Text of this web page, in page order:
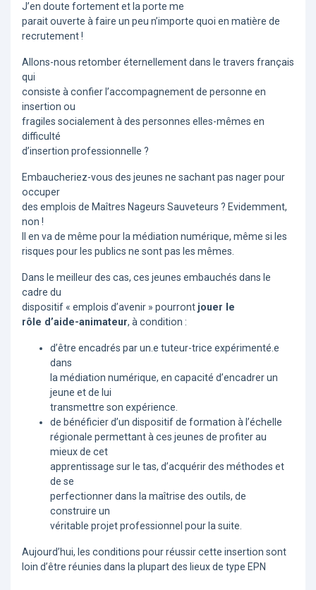
J’en doute fortement et la porte me
parait ouverte à faire un peu n’importe quoi en matière de
recrutement !
Allons-nous retomber éternellement dans le travers français
qui
consiste à confier l’accompagnement de personne en
insertion ou
fragiles socialement à des personnes elles-mêmes en
difficulté
d’insertion professionnelle ?
Embaucheriez-vous des jeunes ne sachant pas nager pour
occuper
des emplois de Maîtres Nageurs Sauveteurs ? Evidemment,
non !
Il en va de même pour la médiation numérique, même si les
risques pour les publics ne sont pas les mêmes.
Dans le meilleur des cas, ces jeunes embauchés dans le
cadre du
dispositif « emplois d’avenir » pourront jouer le
rôle d’aide-animateur, à condition :
d’être encadrés par un.e tuteur-trice expérimenté.e
dans
la médiation numérique, en capacité d’encadrer un
jeune et de lui
transmettre son expérience.
de bénéficier d’un dispositif de formation à l’échelle
régionale permettant à ces jeunes de profiter au
mieux de cet
apprentissage sur le tas, d’acquérir des méthodes et
de se
perfectionner dans la maîtrise des outils, de
construire un
véritable projet professionnel pour la suite.
Aujourd’hui, les conditions pour réussir cette insertion sont
loin d’être réunies dans la plupart des lieux de type EPN